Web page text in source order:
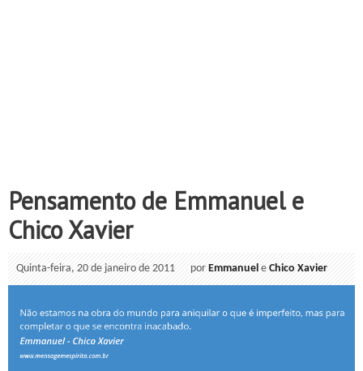
Pensamento de Emmanuel e
Chico Xavier
Quinta-feira, 20 de janeiro de 2011 porEmmanuel eChico Xavier